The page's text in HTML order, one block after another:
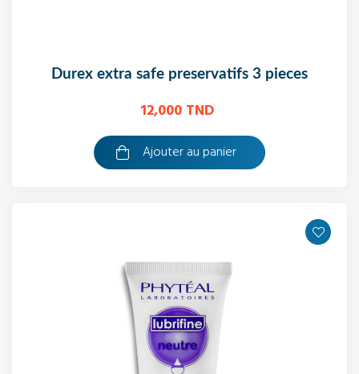
durex extra safe preservatifs 3 pieces
12,000 TND
Ajouter au panier